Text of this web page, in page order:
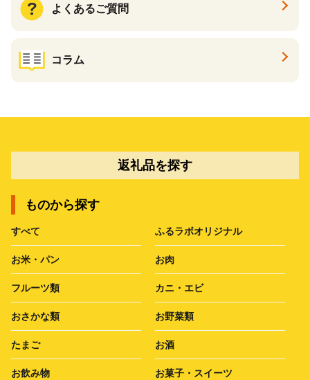
よくあるご質問
コラム
返礼品を探す
ものから探す
すべて ふるラボオリジナル
お米・パン お肉
フルーツ類 カニ・エビ
おさかな類 お野菜類
たまご お酒
お飲み物 お菓子・スイーツ